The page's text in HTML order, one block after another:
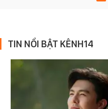
TIN NỔI BẬT KÊNH14